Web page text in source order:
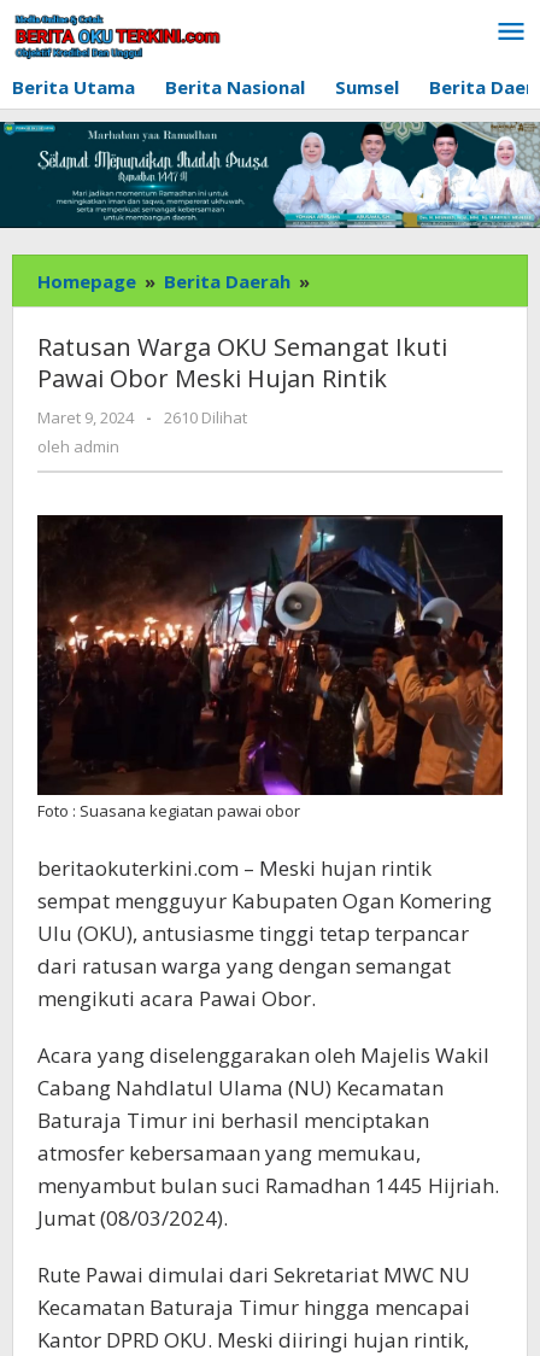
Lewati
ke
konten
Berita Utama
Berita Nasional Sumsel Berita
Homepage » Berita Daerah »
Warga
Semangat
Ikuti
Meski
Rintik
Ratusan Warga OKU Semangat Ikuti
Pawai Obor Meski Hujan Rintik
Maret 9, 2024
oleh
-
2610 Dilihat
oleh admin
Foto : Suasana kegiatan pawai obor
beritaokuterkini.com – Meski hujan rintik
sempat mengguyur Kabupaten Ogan Komering
Ulu (OKU), antusiasme tinggi tetap terpancar
dari ratusan warga yang dengan semangat
mengikuti acara Pawai Obor.
Acara yang diselenggarakan oleh Majelis Wakil
Cabang Nahdlatul Ulama (NU) Kecamatan
Baturaja Timur ini berhasil menciptakan
atmosfer kebersamaan yang memukau,
menyambut bulan suci Ramadhan 1445 Hijriah.
Jumat (08/03/2024).
Rute Pawai dimulai dari Sekretariat MWC NU
Kecamatan Baturaja Timur hingga mencapai
Kantor DPRD OKU. Meski diiringi hujan rintik,